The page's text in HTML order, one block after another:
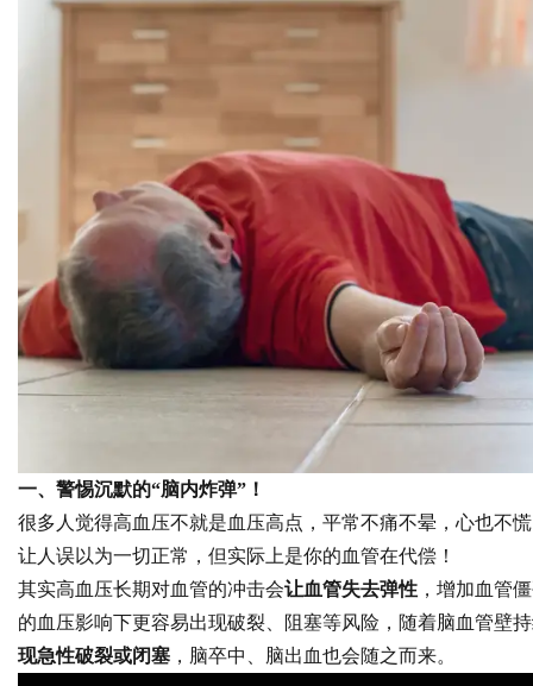
一、警惕沉默的“脑内炸弹”！
很多人觉得高血压不就是血压高点，平常不痛不晕，心也不
让人误以为一切正常，但实际上是你的血管在代偿！
其实高血压长期对血管的冲击会让血管失去弹性 ，增加血管
的血压影响下更容易出现破裂、阻塞等风险，随着脑血管壁
现急性破裂或闭塞 ，脑卒中、脑出血也会随之而来。